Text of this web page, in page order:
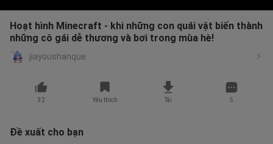
Hoạt hình Minecraft - khi những con quái vật biến thành
những cô gái dễ thương và bơi trong mùa hè!
jiayoushanque
32 Yêu thích Tải 5
Đề xuất cho bạn